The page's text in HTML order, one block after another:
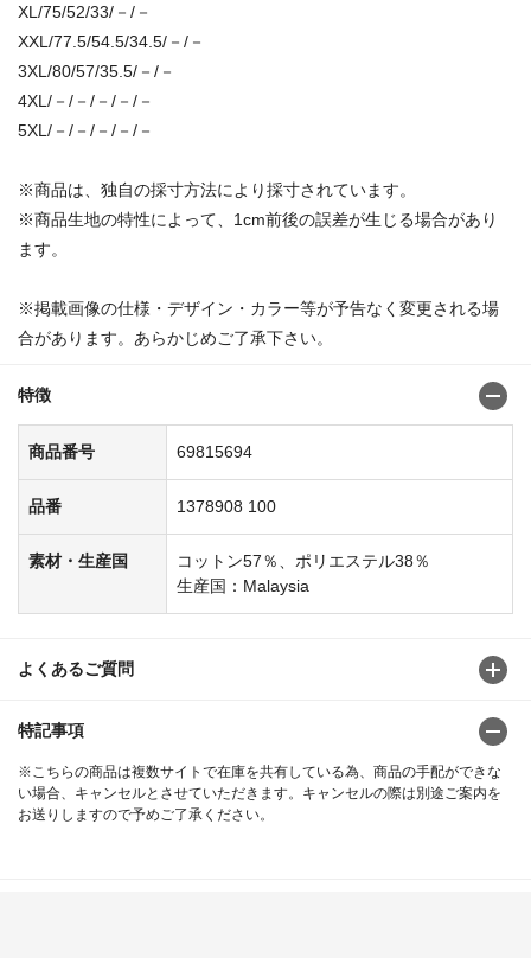
XL/75/52/33/－/－
XXL/77.5/54.5/34.5/－/－
3XL/80/57/35.5/－/－
4XL/－/－/－/－/－
5XL/－/－/－/－/－
※商品は、独自の採寸方法により採寸されています。
※商品生地の特性によって、1cm前後の誤差が生じる場合があり
ます。
※掲載画像の仕様・デザイン・カラー等が予告なく変更される場
合があります。あらかじめご了承下さい。
特徴
商品番号 69815694
品番 1378908 100
素材・生産国
コットン57％、ポリエステル38％
生産国：Malaysia
よくあるご質問
特記事項
※こちらの商品は複数サイトで在庫を共有している為、商品の手配ができな
い場合、キャンセルとさせていただきます。キャンセルの際は別途ご案内を
お送りしますので予めご了承ください。